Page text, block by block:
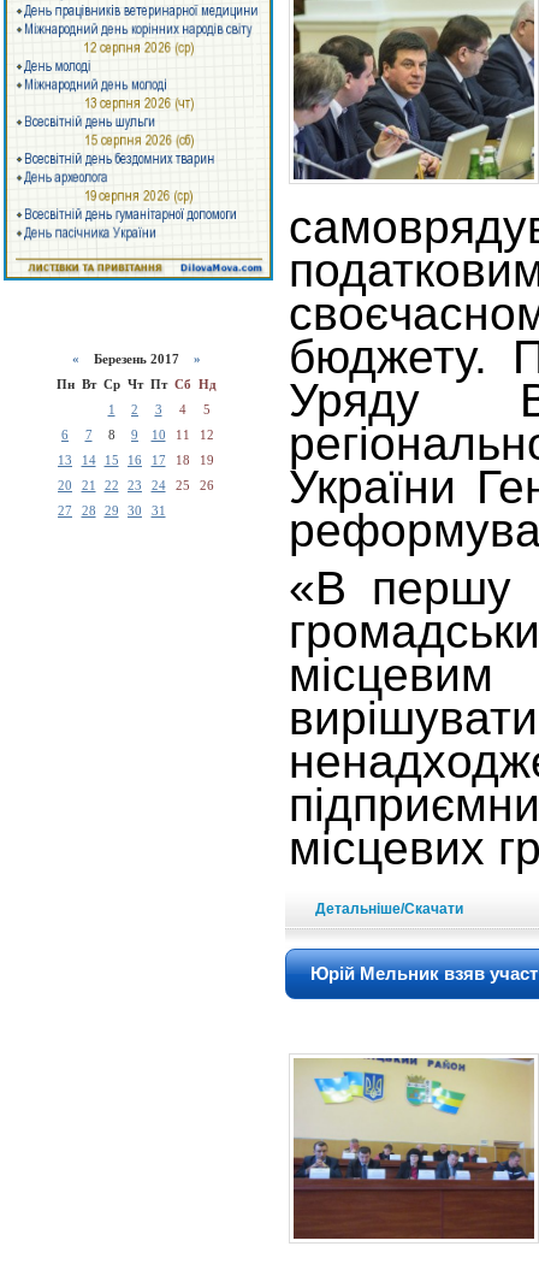
« Березень 2017 »
Пн Вт Ср Чт Пт Сб Нд
1
2 3 4
5
6
7 8 9 10 11
12
13
14 15 16 17 18
19
20
21 22 23 24 25
26
27
28 29 30 31
бюджету.
Уряду
України
«В першу
місцевих
Детальніше/Скачати
Юрій Мельник взяв